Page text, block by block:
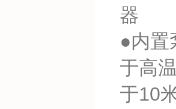
器
●内置
于高
于10